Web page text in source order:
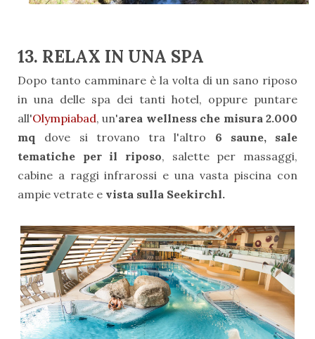
13. RELAX IN UNA SPA
Dopo tanto camminare è la volta di un sano riposo
in una delle spa dei tanti hotel, oppure puntare
all'Olympiabad, un'area wellness che misura 2.000
mq dove si trovano tra l'altro 6 saune,
sale
tematiche per il riposo, salette per massaggi,
cabine a raggi infrarossi e una vasta piscina con
ampie vetrate e vista sulla Seekirchl.